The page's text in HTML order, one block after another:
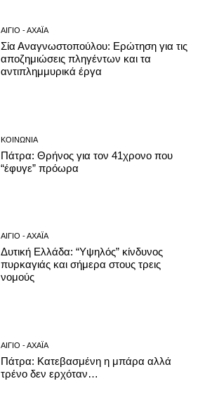
ΑΊΓΙΟ - ΑΧΑΪ́Α
Σία Αναγνωστοπούλου: Ερώτηση για τις
αποζημιώσεις πληγέντων και τα
αντιπλημμυρικά έργα
ΚΟΙΝΩΝΊΑ
Πάτρα: Θρήνος για τον 41χρονο που
“έφυγε” πρόωρα
ΑΊΓΙΟ - ΑΧΑΪ́Α
Δυτική Ελλάδα: “Υψηλός” κίνδυνος
πυρκαγιάς και σήμερα στους τρεις
νομούς
ΑΊΓΙΟ - ΑΧΑΪ́Α
Πάτρα: Κατεβασμένη η μπάρα αλλά
τρένο δεν ερχόταν…